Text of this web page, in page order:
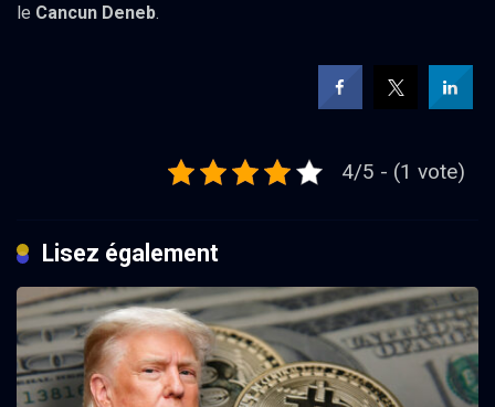
le Cancun Deneb.
4/5 - (1 vote)
Lisez également